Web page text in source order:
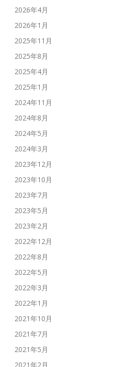
2026年4月
2026年1月
2025年11月
2025年8月
2025年4月
2025年1月
2024年11月
2024年8月
2024年5月
2024年3月
2023年12月
2023年10月
2023年7月
2023年5月
2023年2月
2022年12月
2022年8月
2022年5月
2022年3月
2022年1月
2021年10月
2021年7月
2021年5月
2021年2月